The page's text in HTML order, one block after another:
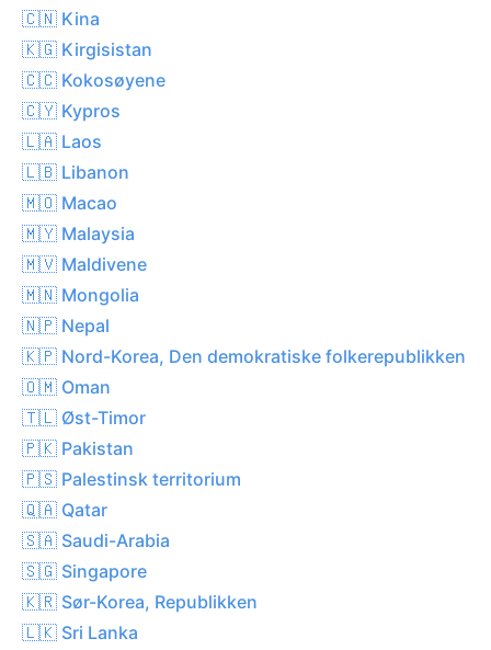
🇨🇳 Kina
🇰🇬 Kirgisistan
🇨🇨 Kokosøyene
🇨🇾 Kypros
🇱🇦 Laos
🇱🇧 Libanon
🇲🇴 Macao
🇲🇾 Malaysia
🇲🇻 Maldivene
🇲🇳 Mongolia
🇳🇵 Nepal
🇰🇵 Nord-Korea, Den demokratiske folkerepublikken
🇴🇲 Oman
🇹🇱 Øst-Timor
🇵🇰 Pakistan
🇵🇸 Palestinsk territorium
🇶🇦 Qatar
🇸🇦 Saudi-Arabia
🇸🇬 Singapore
🇰🇷 Sør-Korea, Republikken
🇱🇰 Sri Lanka